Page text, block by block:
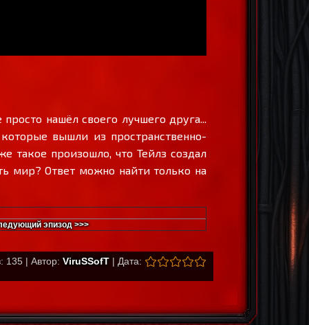
нашёл своего лучшего друга...
вышли из пространственно-
такое произошло, что Тейлз создал
мир? Ответ можно найти только на
эпизод >>>
135 | Автор: ViruSSofT | Дата: